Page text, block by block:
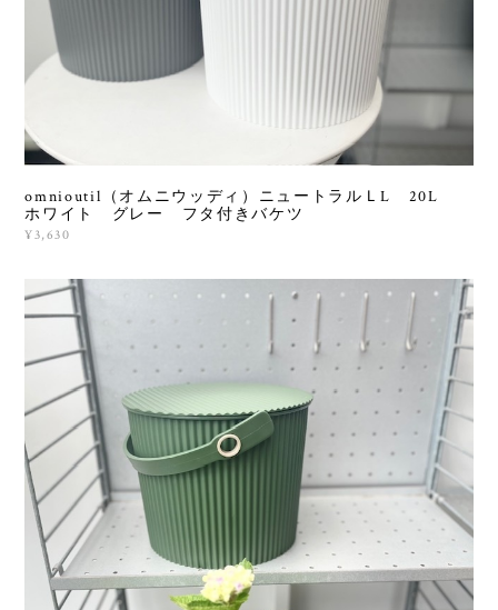
omnioutil（オムニウッディ）ニュートラルＬL 20L
ホワイト グレー フタ付きバケツ
¥3,630